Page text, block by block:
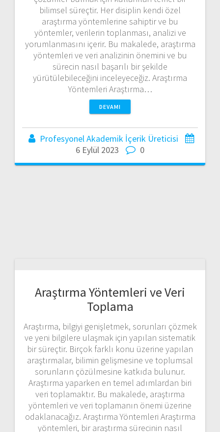
bilimsel süreçtir. Her disiplin kendi özel
araştırma yöntemlerine sahiptir ve bu
yöntemler, verilerin toplanması, analizi ve
yorumlanmasını içerir. Bu makalede, araştırma
yöntemleri ve veri analizinin önemini ve bu
sürecin nasıl başarılı bir şekilde
yürütülebileceğini inceleyeceğiz. Araştırma
Yöntemleri Araştırma…
DEVAMI
Profesyonel Akademik İçerik Üreticisi
6 Eylül 2023
0
Araştırma Yöntemleri ve Veri
Toplama
Araştırma, bilgiyi genişletmek, sorunları çözmek
ve yeni bilgilere ulaşmak için yapılan sistematik
bir süreçtir. Birçok farklı konu üzerine yapılan
araştırmalar, bilimin gelişmesine ve toplumsal
sorunların çözülmesine katkıda bulunur.
Araştırma yaparken en temel adımlardan biri
veri toplamaktır. Bu makalede, araştırma
yöntemleri ve veri toplamanın önemi üzerine
odaklanacağız. Araştırma Yöntemleri Araştırma
yöntemleri, bir araştırma sürecinin nasıl